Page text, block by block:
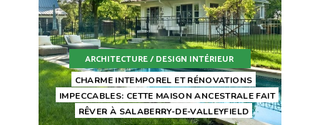
ARCHITECTURE / DESIGN INTÉRIEUR
CHARME INTEMPOREL ET RÉNOVATIONS
IMPECCABLES: CETTE MAISON ANCESTRALE FAIT
RÊVER À SALABERRY-DE-VALLEYFIELD